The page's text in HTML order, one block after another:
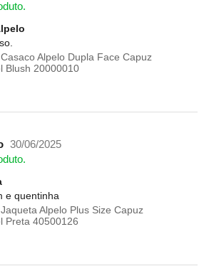
Casaco Alpelo Dupla Face Capuz
Blush 20000010
30/06/2025
e quentinha
Jaqueta Alpelo Plus Size Capuz
Preta 40500126